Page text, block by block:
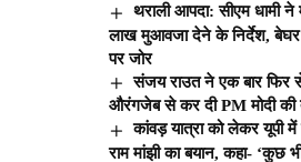
थराली आपदा: सीएम धामी
लाख मुआवजा देने के निर्देश, बेघर
पर जोर
संजय राउत ने एक बार फिर से
औरंगजेब से कर दी PM मोदी की
कांवड़ यात्रा को लेकर यूपी
राम मांझी का बयान, कहा- ‘कुछ